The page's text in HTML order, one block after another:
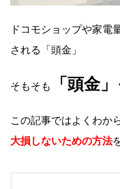
ドコモショップや家電
される「頭金」
そもそも 「頭金
この記事ではよくわか
大損しないための方法